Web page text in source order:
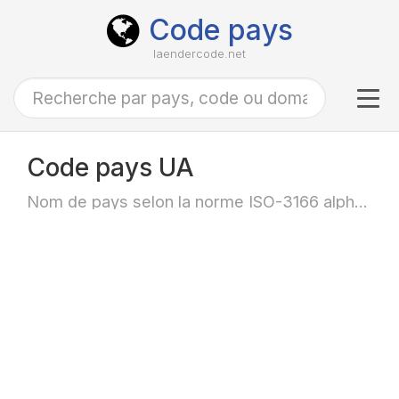
Code pays
laendercode.net
Code pays UA
Nom de pays selon la norme ISO-3166 alpha-2